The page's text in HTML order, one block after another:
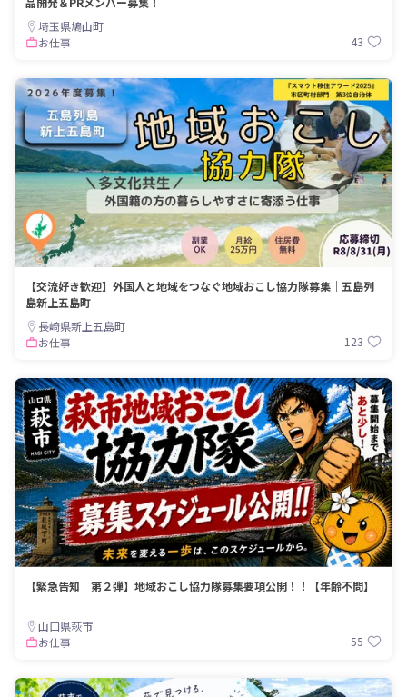
埼玉県鳩山町
お仕事
43
【交流好き歓迎】外国人と地域をつなぐ地域おこし協力隊募集｜五島列
島新上五島町
長崎県新上五島町
お仕事
123
【緊急告知 第２弾】地域おこし協力隊募集要項公開！！【年齢不問】
山口県萩市
お仕事
55